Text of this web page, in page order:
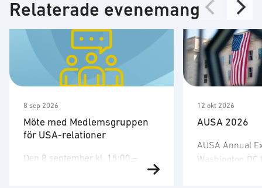
Relaterade evenemang
8 sep 2026
Möte med Medlemsgruppen
för USA-relationer
Den 8 september kl. 15:00 –
17:00 har medlemsgruppen för
12 okt 2026
AUSA 2026
AUSA Annual
Washington DC